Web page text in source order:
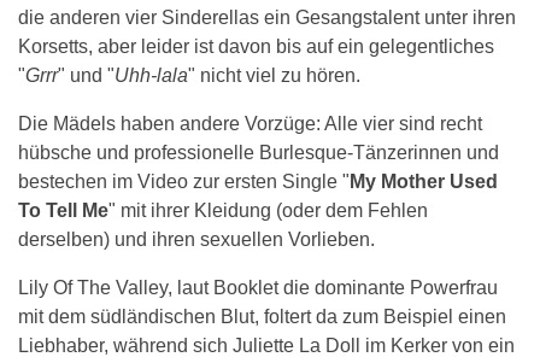
die anderen vier Sinderellas ein Gesangstalent unter ihren
Korsetts, aber leider ist davon bis auf ein gelegentliches
"Grrr" und "Uhh-lala" nicht viel zu hören.
Die Mädels haben andere Vorzüge: Alle vier sind recht
hübsche und professionelle Burlesque-Tänzerinnen und
bestechen im Video zur ersten Single " My Mother Used
To Tell Me" mit ihrer Kleidung (oder dem Fehlen
derselben) und ihren sexuellen Vorlieben.
Lily Of The Valley, laut Booklet die dominante Powerfrau
mit dem südländischen Blut, foltert da zum Beispiel einen
Liebhaber, während sich Juliette La Doll im Kerker von ein